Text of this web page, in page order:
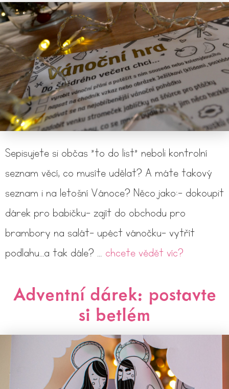
Sepisujete si občas "to do list" neboli kontrolní
seznam věcí, co musíte udělat? A máte takový
seznam i na letošní Vánoce? Něco jako:- dokoupit
dárek pro babičku- zajít do obchodu pro
brambory na salát- upéct vánočku- vytřít
podlahu...a tak dále? … chcete vědět víc?
Adventní dárek: postavte
si betlém